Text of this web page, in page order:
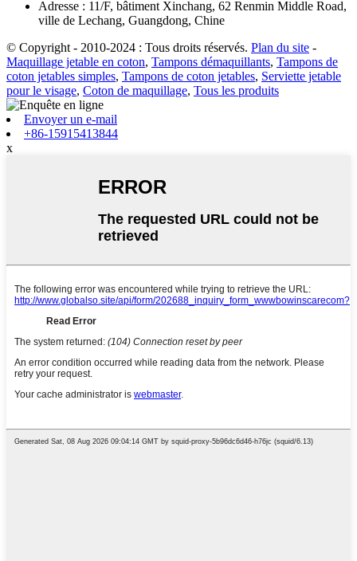
Adresse : 11/F, bâtiment Xinchang, 62 Renmin Middle Road,
ville de Lechang, Guangdong, Chine
© Copyright - 2010-2024 : Tous droits réservés. Plan du site -
Maquillage jetable en coton, Tampons démaquillants, Tampons de
coton jetables simples, Tampons de coton jetables, Serviette jetable
pour le visage, Coton de maquillage, Tous les produits
Envoyer un e-mail
+86-15915413844
x